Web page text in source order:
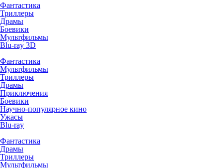
Фантастика
Триллеры
Драмы
Боевики
Мультфильмы
Blu-ray 3D
Фантастика
Мультфильмы
Триллеры
Драмы
Приключения
Боевики
Научно-популярное кино
Ужасы
Blu-ray
Фантастика
Драмы
Триллеры
Мультфильмы